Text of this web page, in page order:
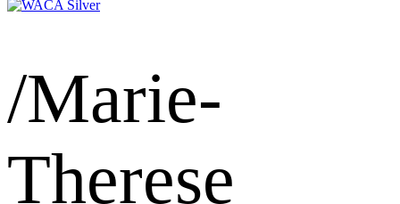
/Marie-
Therese